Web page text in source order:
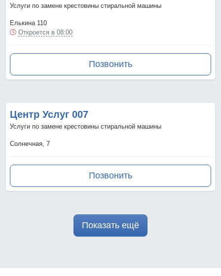
Услуги по замене крестовины стиральной машины
Елькина 110
Откроется в 08:00
Позвонить
Центр Услуг 007
Услуги по замене крестовины стиральной машины
Солнечная, 7
Позвонить
Показать ещё